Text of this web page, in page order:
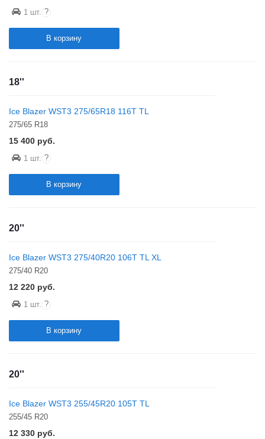
1 шт. ?
В корзину
18''
Ice Blazer WST3 275/65R18 116T TL
275/65 R18
15 400 руб.
1 шт. ?
В корзину
20''
Ice Blazer WST3 275/40R20 106T TL XL
275/40 R20
12 220 руб.
1 шт. ?
В корзину
20''
Ice Blazer WST3 255/45R20 105T TL
255/45 R20
12 330 руб.